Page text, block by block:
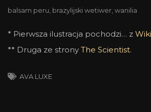
balsam peru, brazylijski wetiwer, wanilia
* Pierwsza ilustracja pochodzi… z
** Druga ze strony The Scientist.
AVA LUXE